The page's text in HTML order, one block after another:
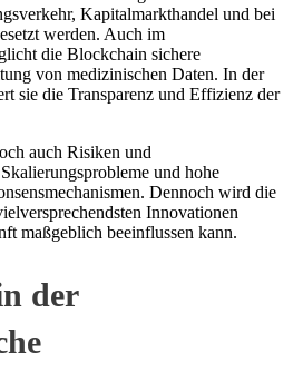
Kapitalmarkthandel und bei
werden. Auch im
die Blockchain sichere
von medizinischen Daten. In der
sie die Transparenz und Effizienz der
auch Risiken und
und hohe
Dennoch wird die
Innovationen
maßgeblich beeinflussen kann.
der